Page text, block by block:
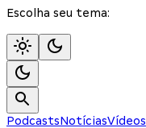
Escolha seu tema:
PodcastsNotíciasVídeos